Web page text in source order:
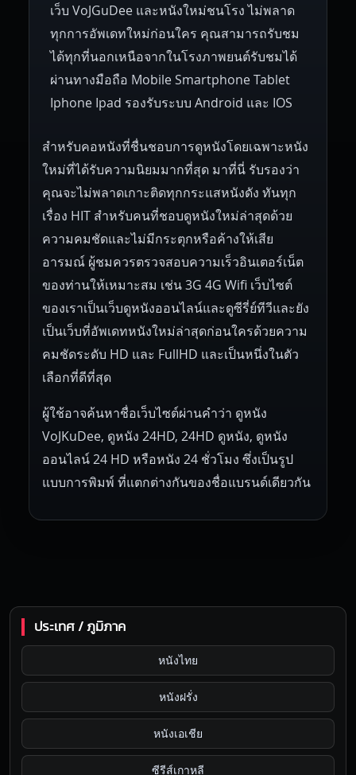
1937 1930
Czech Republic Brazil Turkey
เว็บ VoJGuDee และหนังใหม่ชนโรง ไม่พลาด
ทุกการอัพเดทใหม่ก่อนใคร คุณสามารถรับชม
ได้ทุกที่นอกเหนือจากในโรงภาพยนต์รับชมได้
ผ่านทางมือถือ Mobile Smartphone Tablet
Iphone Ipad รองรับระบบ Android และ IOS
สำหรับคอหนังที่ชื่นชอบการดูหนังโดยเฉพาะหนัง
ใหม่ที่ได้รับความนิยมมากที่สุด มาที่นี่ รับรองว่า
คุณจะไม่พลาดเกาะติดทุกกระแสหนังดัง ทันทุก
เรื่อง HIT สำหรับคนที่ชอบดูหนังใหม่ล่าสุดด้วย
ความคมชัดและไม่มีกระตุกหรือค้างให้เสีย
อารมณ์ ผู้ชมควรตรวจสอบความเร็วอินเตอร์เน็ต
ของท่านให้เหมาะสม เช่น 3G 4G Wifi เว็บไซต์
ของเราเป็นเว็บดูหนังออนไลน์และดูซีรี่ย์ทีวีและยัง
เป็นเว็บที่อัพเดทหนังใหม่ล่าสุดก่อนใครด้วยความ
คมชัดระดับ HD และ FullHD และเป็นหนึ่งในตัว
เลือกที่ดีที่สุด
ผู้ใช้อาจค้นหาชื่อเว็บไซต์ผ่านคำว่า ดูหนัง
VoJKuDee, ดูหนัง 24HD, 24HD ดูหนัง, ดูหนัง
ออนไลน์ 24 HD หรือหนัง 24 ชั่วโมง ซึ่งเป็นรูป
แบบการพิมพ์ ที่แตกต่างกันของชื่อแบรนด์เดียวกัน
ประเทศ / ภูมิภาค
หนังไทย
หนังฝรั่ง
หนังเอเชีย
ซีรีส์เกาหลี